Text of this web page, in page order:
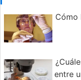
Cómo
entre